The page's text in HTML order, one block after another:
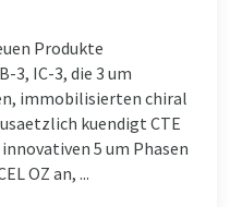
Produkte
3, IC-3, die 3 um
immobilisierten chiral
kuendigt CTE
5 um Phasen
OZ an, ...